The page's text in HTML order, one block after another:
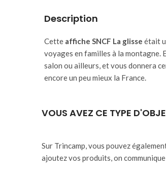
Description
Cette affiche SNCF La glisse était
voyages en familles à la montagne.
salon ou ailleurs, et vous donnera
encore un peu mieux la France.
VOUS AVEZ CE TYPE
Sur Trincamp, vous pouvez
ajoutez vos produits, on